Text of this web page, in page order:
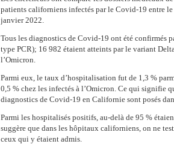
patients californiens infectés par le Covid-19 entre
janvier 2022.
Tous les diagnostics de Covid-19 ont été confirmés
type PCR); 16 982 étaient atteints par le variant
l’Omicron.
Parmi eux, le taux d’hospitalisation fut de 1,3 %
0,5 % chez les infectés à l’Omicron. Ce qui signifie
diagnostics de Covid-19 en Californie sont posés
Parmi les hospitalisés positifs, au-delà de 95 %
suggère que dans les hôpitaux californiens, on ne
ceux qui y étaient admis.